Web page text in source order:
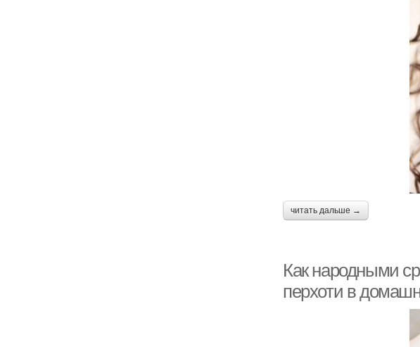
читать дальше →
Как народными
перхоти в